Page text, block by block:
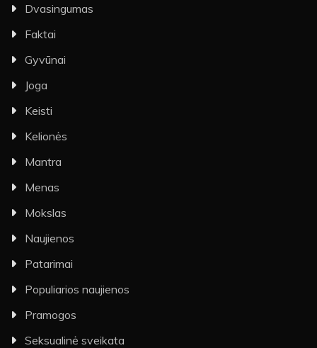
Dvasingumas
Faktai
Gyvūnai
Joga
Keisti
Kelionės
Mantra
Menas
Mokslas
Naujienos
Patarimai
Populiarios naujienos
Pramogos
Seksualinė sveikata